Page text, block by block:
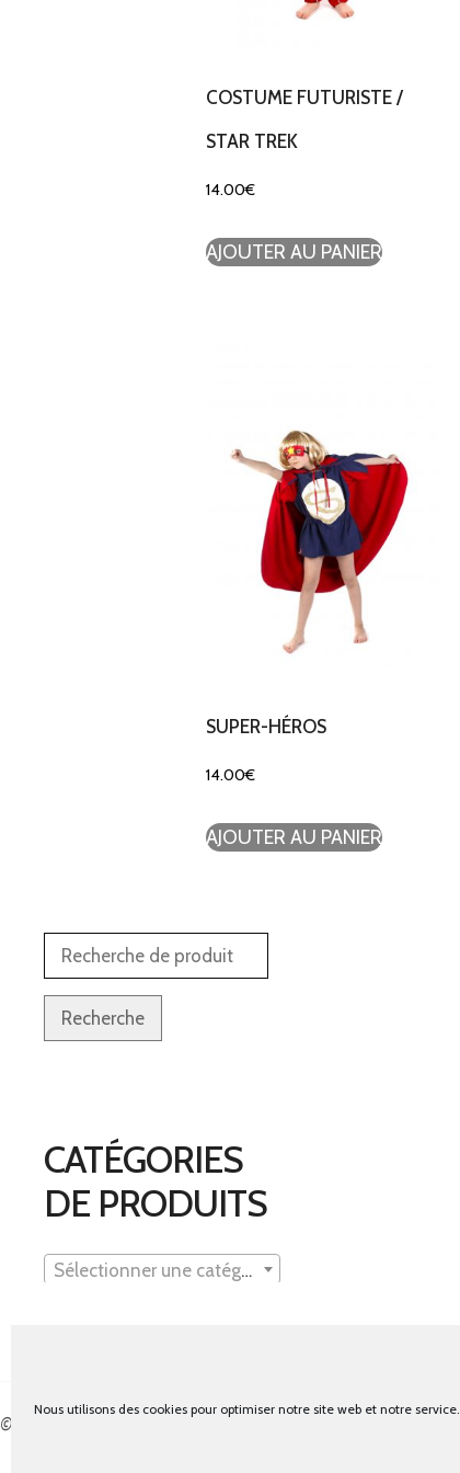
Nous utilisons des cookies pour optimiser notre site web et notre service.
COSTUME FUTURISTE /
STAR TREK
14.00€
AJOUTER AU PANIER
SUPER-HÉROS
14.00€
AJOUTER AU PANIER
Recherche
CATÉGORIES
DE PRODUITS
Sélectionner une catégorie
© tous droits réservés - La cabine à costumes x Bout d'essais